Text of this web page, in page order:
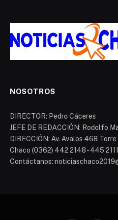
NOSOTROS
DIRECTOR: Pedro Cáceres
JEFE DE REDACCIÓN: Rodolfo
DIRECCIÓN: Av. Avalos 468
Chaco (0362) 442 2148 - 445 2111
Contáctanos: